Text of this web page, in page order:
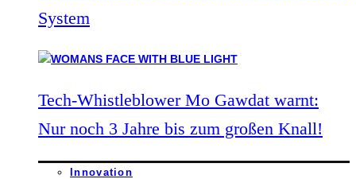
System
Tech-Whistleblower Mo Gawdat warnt:
Nur noch 3 Jahre bis zum großen Knall!
Innovation